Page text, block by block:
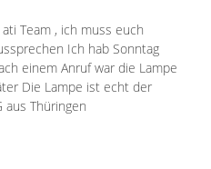
Team , ich muss euch
Ich hab Sonntag
einem Anruf war die Lampe
Die Lampe ist echt der
aus Thüringen